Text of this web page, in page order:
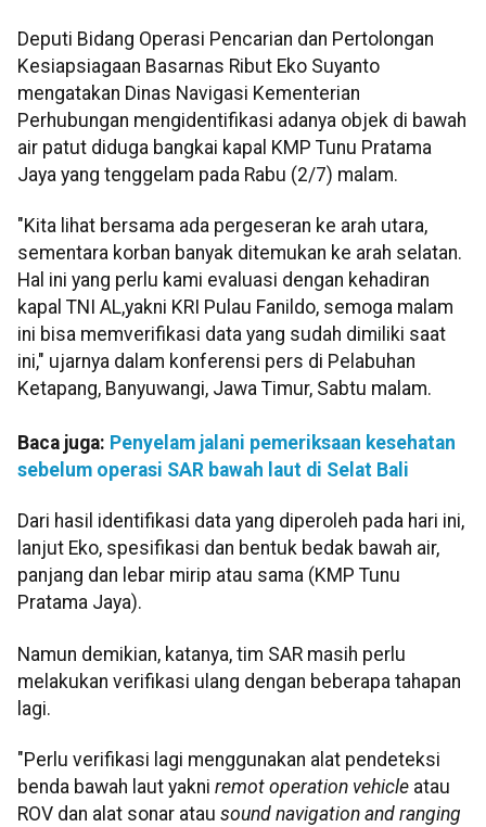
Deputi Bidang Operasi Pencarian dan Pertolongan
Kesiapsiagaan Basarnas Ribut Eko Suyanto
mengatakan Dinas Navigasi Kementerian
Perhubungan mengidentifikasi adanya objek di bawah
air patut diduga bangkai kapal KMP Tunu Pratama
Jaya yang tenggelam pada Rabu (2/7) malam.
"Kita lihat bersama ada pergeseran ke arah utara,
sementara korban banyak ditemukan ke arah selatan.
Hal ini yang perlu kami evaluasi dengan kehadiran
kapal TNI AL,yakni KRI Pulau Fanildo, semoga malam
ini bisa memverifikasi data yang sudah dimiliki saat
ini," ujarnya dalam konferensi pers di Pelabuhan
Ketapang, Banyuwangi, Jawa Timur, Sabtu malam.
Baca juga: Penyelam jalani pemeriksaan kesehatan
sebelum operasi SAR bawah laut di Selat Bali
Dari hasil identifikasi data yang diperoleh pada hari ini,
lanjut Eko, spesifikasi dan bentuk bedak bawah air,
panjang dan lebar mirip atau sama (KMP Tunu
Pratama Jaya).
Namun demikian, katanya, tim SAR masih perlu
melakukan verifikasi ulang dengan beberapa tahapan
lagi.
"Perlu verifikasi lagi menggunakan alat pendeteksi
benda bawah laut yakni remot operation vehicle atau
ROV dan alat sonar atau sound navigation and ranging